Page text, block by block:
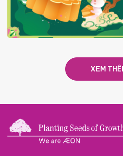
TRAO TẾT TRĂNG TRÒN
XEM